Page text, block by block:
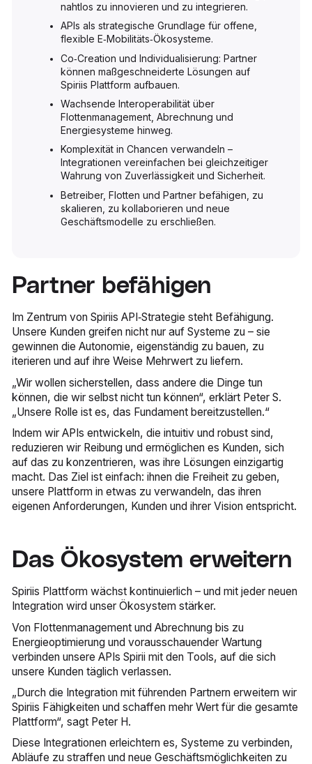
nahtlos zu innovieren und zu integrieren.
APIs als strategische Grundlage für offene,
flexible E‑Mobilitäts‑Ökosysteme.
Co‑Creation und Individualisierung: Partner
können maßgeschneiderte Lösungen auf
Spiriis Plattform aufbauen.
Wachsende Interoperabilität über
Flottenmanagement, Abrechnung und
Energiesysteme hinweg.
Komplexität in Chancen verwandeln –
Integrationen vereinfachen bei gleichzeitiger
Wahrung von Zuverlässigkeit und Sicherheit.
Betreiber, Flotten und Partner befähigen, zu
skalieren, zu kollaborieren und neue
Geschäftsmodelle zu erschließen.
Partner befähigen
Im Zentrum von Spiriis API‑Strategie steht Befähigung.
Unsere Kunden greifen nicht nur auf Systeme zu – sie
gewinnen die Autonomie, eigenständig zu bauen, zu
iterieren und auf ihre Weise Mehrwert zu liefern.
„Wir wollen sicherstellen, dass andere die Dinge tun
können, die wir selbst nicht tun können“, erklärt Peter S.
„Unsere Rolle ist es, das Fundament bereitzustellen.“
Indem wir APIs entwickeln, die intuitiv und robust sind,
reduzieren wir Reibung und ermöglichen es Kunden, sich
auf das zu konzentrieren, was ihre Lösungen einzigartig
macht. Das Ziel ist einfach: ihnen die Freiheit zu geben,
unsere Plattform in etwas zu verwandeln, das ihren
eigenen Anforderungen, Kunden und ihrer Vision entspricht.
Das Ökosystem erweitern
Spiriis Plattform wächst kontinuierlich – und mit jeder neuen
Integration wird unser Ökosystem stärker.
Von Flottenmanagement und Abrechnung bis zu
Energieoptimierung und vorausschauender Wartung
verbinden unsere APIs Spirii mit den Tools, auf die sich
unsere Kunden täglich verlassen.
„Durch die Integration mit führenden Partnern erweitern wir
Spiriis Fähigkeiten und schaffen mehr Wert für die gesamte
Plattform“, sagt Peter H.
Diese Integrationen erleichtern es, Systeme zu verbinden,
Abläufe zu straffen und neue Geschäftsmöglichkeiten zu